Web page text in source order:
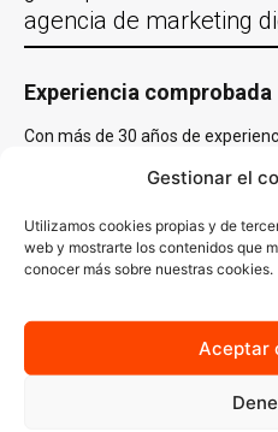
Gestionar el
Utilizamos cookies propias y de
web y mostrarte los contenidos que
conocer más sobre nuestras cookies.
Aceptar
agencia de marketing
Experiencia comprobada
Con más de 30 años de
especialistas en distintas áreas
Nuestro conocimiento del
estrategias que no solo lleguen a
Estrategias personalizadas
En AJA Publicidad, no creemos
Cada estrategia que diseñamos